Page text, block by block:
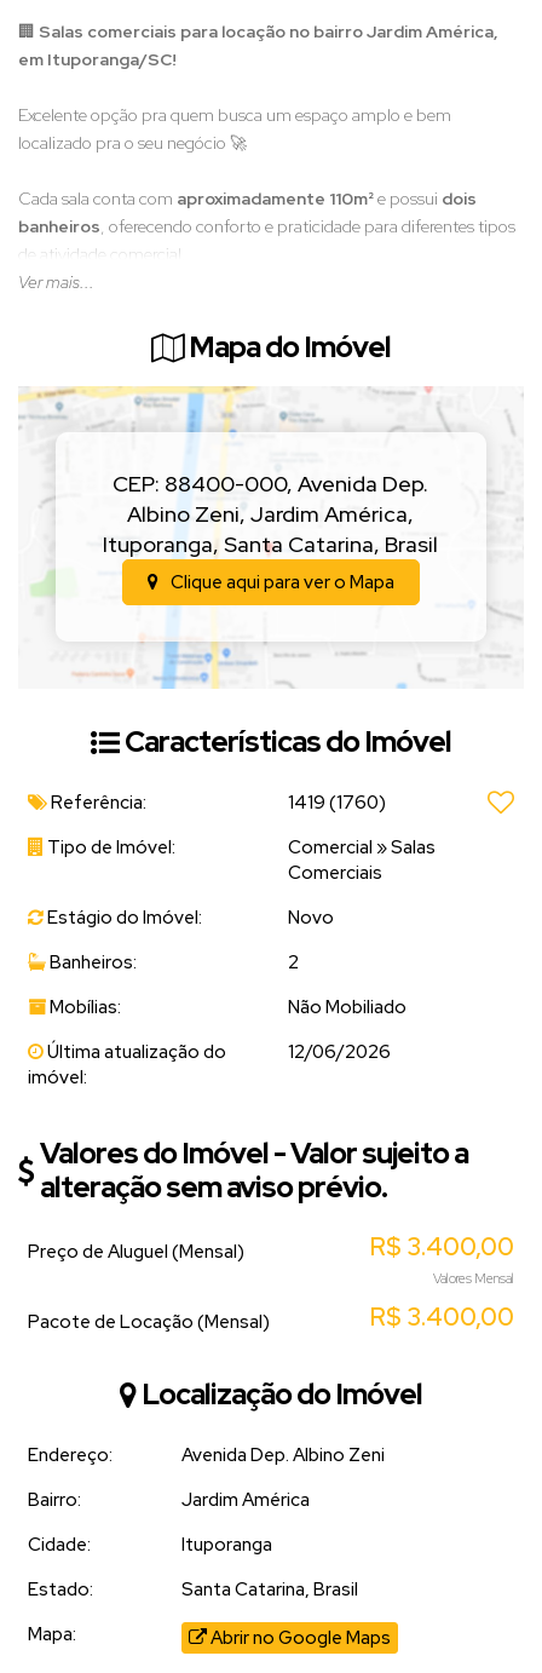
🏢 Salas comerciais para locação no bairro Jardim América,
em Ituporanga/SC!
Excelente opção pra quem busca um espaço amplo e bem
localizado pra o seu negócio 🚀
Cada sala conta com aproximadamente 110m²e possui dois
banheiros, oferecendo conforto e praticidade para diferentes tipos
de atividade comercial.
Entre em contato com a Hit Imóveis e venha conhecer
essas salas!
Ver mais...
Mapa do Imóvel
CEP: 88400-000,Avenida Dep.
Albino Zeni,Jardim América,
Ituporanga,Santa Catarina, Brasil
Clique aqui para ver o Mapa
Características do Imóvel
Referência: 1419 (1760)
Tipo de Imóvel:
Comercial »Salas
Comerciais
Estágio do Imóvel:
Novo
Banheiros:
2
Mobílias:
Não Mobiliado
Última atualização do
imóvel:
12/06/2026
Valores do Imóvel - Valor sujeito a
alteração sem aviso prévio.
R$ 3.400,00
Preço de Aluguel (Mensal)
Valores Mensal
R$ 3.400,00
Pacote de Locação (Mensal)
Localização do Imóvel
Endereço:
Avenida Dep. Albino Zeni
Bairro:
Jardim América
Cidade:
Ituporanga
Estado:
Santa Catarina, Brasil
Mapa:
Abrir no Google Maps